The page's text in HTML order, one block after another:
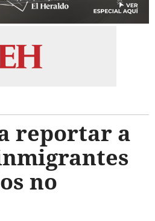
reportar a
no